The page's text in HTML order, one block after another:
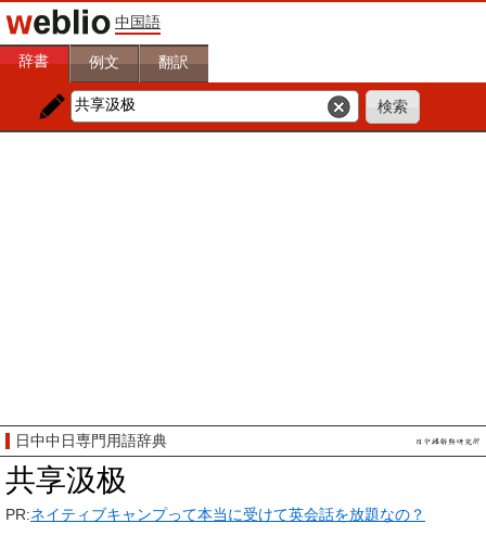
中国語
辞書 例文 翻訳
日中中日専門用語辞典
共享汲极
PR:ネイティブキャンプって本当に受けて英会話を放題なの？